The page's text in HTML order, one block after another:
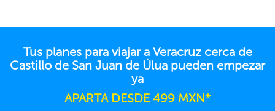
Tus planes para viajar a Veracruz cerca de
Castillo de San Juan de Úlua pueden empezar
ya
APARTA DESDE 499 MXN*